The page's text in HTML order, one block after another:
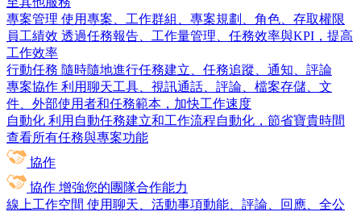
專案管理 使用專案、工作群組、專案規劃、角色、存取權限
員工績效 透過任務報告、工作量管理、任務效率與KPI，提高
工作效率
行動任務 隨時隨地進行任務建立、任務追蹤、通知、評論
專案協作 利用聊天工具、視訊通話、評論、檔案存儲、文
件、外部使用者和任務範本，加快工作速度
自動化 利用自動任務建立和工作流程自動化，節省寶貴時間
查看所有任務與專案功能
協作
協作 增強您的團隊合作能力
線上工作空間 使用聊天、活動事項動能、評論、回應、全公